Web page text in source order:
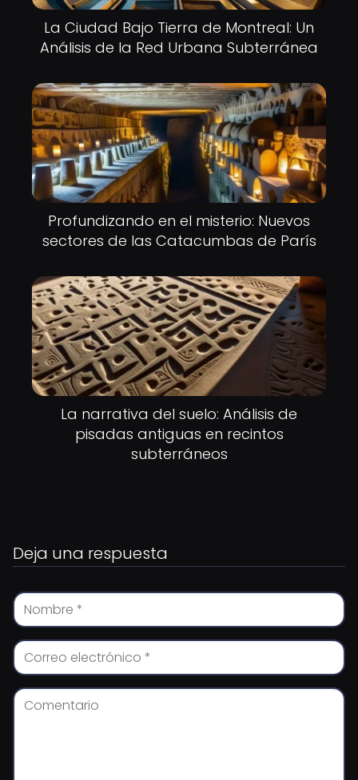
La Ciudad Bajo Tierra de Montreal: Un
Análisis de la Red Urbana Subterránea
Profundizando en el misterio: Nuevos
sectores de las Catacumbas de París
La narrativa del suelo: Análisis de
pisadas antiguas en recintos
subterráneos
Deja una respuesta